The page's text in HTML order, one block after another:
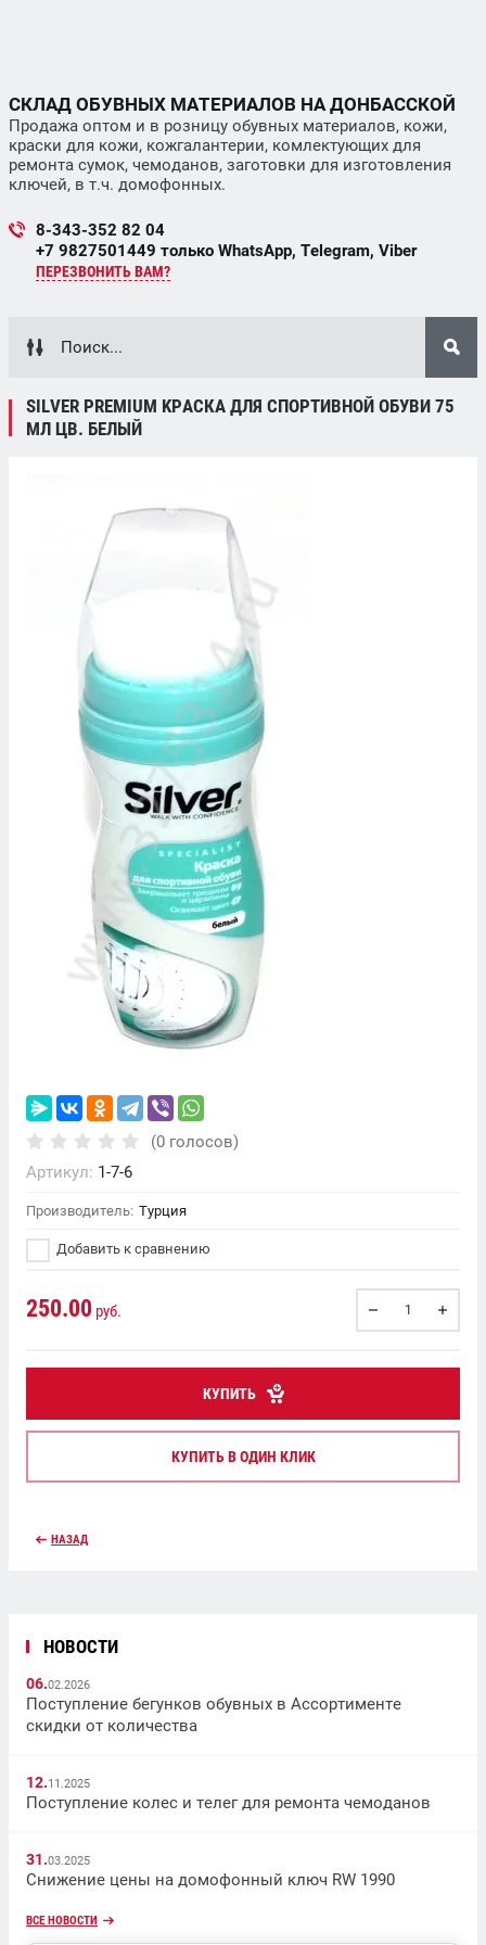
СКЛАД ОБУВНЫХ МАТЕРИАЛОВ НА ДОНБАССКОЙ
Продажа оптом и в розницу обувных материалов, кожи,
краски для кожи, кожгалантерии, комлектующих для
ремонта сумок, чемоданов, заготовки для изготовления
ключей, в т.ч. домофонных.
8-343-352 82 04
+7 9827501449 только WhatsApp, Telegram, Viber
ПЕРЕЗВОНИТЬ ВАМ?
SILVER PREMIUM KРАСКА ДЛЯ СПОРТИВНОЙ ОБУВИ 75
МЛ ЦВ. БЕЛЫЙ
(0 голосов)
Артикул: 1-7-6
Производитель: Турция
Добавить к сравнению
250.00 руб.
КУПИТЬ
КУПИТЬ В ОДИН КЛИК
НАЗАД
НОВОСТИ
06.02.2026
Поступление бегунков обувных в Ассортименте
скидки от количества
12.11.2025
Поступление колес и телег для ремонта чемоданов
31.03.2025
Снижение цены на домофонный ключ RW 1990
ВСЕ НОВОСТИ